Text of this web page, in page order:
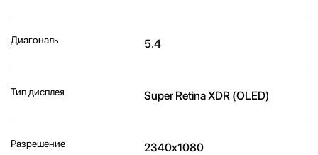
Диагональ 5.4
Тип дисплея Super Retina XDR (OLED)
Разрешение 2340x1080